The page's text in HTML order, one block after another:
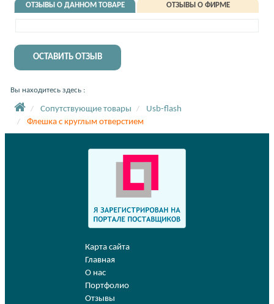
ОТЗЫВЫ О ДАННОМ ТОВАРЕ ОТЗЫВЫ О ФИРМЕ
ОСТАВИТЬ ОТЗЫВ
Вы находитесь здесь :
Сопутствующие товары
Usb-flash
Флешка с круглым отверстием
Карта сайта
Главная
О нас
Портфолио
Отзывы